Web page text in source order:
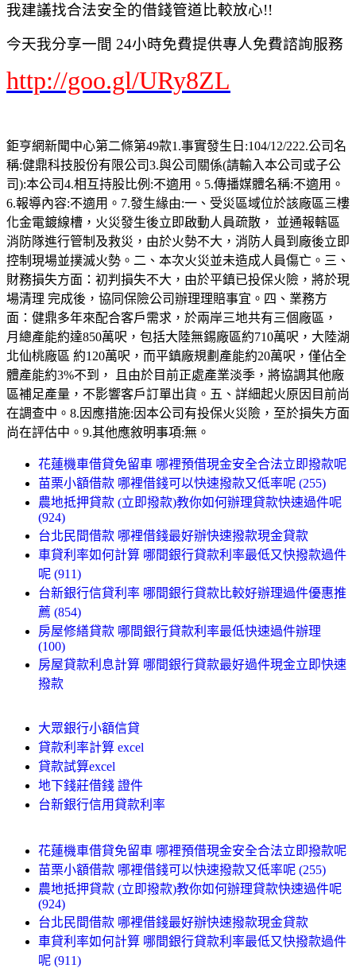
我建議找合法安全的借錢管道比較放心!!
今天我分享一間 24小時免費提供專人免費諮詢服務
http://goo.gl/URy8ZL
鉅亨網新聞中心第二條第49款1.事實發生日:104/12/222.公司名
稱:健鼎科技股份有限公司3.與公司關係(請輸入本公司或子公
司):本公司4.相互持股比例:不適用。5.傳播媒體名稱:不適用。
6.報導內容:不適用。7.發生緣由:一、受災區域位於該廠區三樓
化金電鍍線槽，火災發生後立即啟動人員疏散， 並通報轄區
消防隊進行管制及救災，由於火勢不大，消防人員到廠後立即
控制現場並撲滅火勢。二、本次火災並未造成人員傷亡。三、
財務損失方面：初判損失不大，由於平鎮已投保火險，將於現
場清理 完成後，協同保險公司辦理理賠事宜。四、業務方
面：健鼎多年來配合客戶需求，於兩岸三地共有三個廠區，
月總產能約達850萬呎，包括大陸無錫廠區約710萬呎，大陸湖
北仙桃廠區 約120萬呎，而平鎮廠規劃產能約20萬呎，僅佔全
體產能約3%不到， 且由於目前正處產業淡季，將協調其他廠
區補足產量，不影響客戶訂單出貨。五、詳細起火原因目前尚
在調查中。8.因應措施:因本公司有投保火災險，至於損失方面
尚在評估中。9.其他應敘明事項:無。
花蓮機車借貸免留車 哪裡預借現金安全合法立即撥款呢
苗栗小額借款 哪裡借錢可以快速撥款又低率呢 (255)
農地抵押貸款 (立即撥款)教你如何辦理貸款快速過件呢
(924)
台北民間借款 哪裡借錢最好辦快速撥款現金貸款
車貸利率如何計算 哪間銀行貸款利率最低又快撥款過件
呢 (911)
台新銀行信貸利率 哪間銀行貸款比較好辦理過件優惠推
薦 (854)
房屋修繕貸款 哪間銀行貸款利率最低快速過件辦理
(100)
房屋貸款利息計算 哪間銀行貸款最好過件現金立即快速
撥款
大眾銀行小額信貸
貸款利率計算 excel
貸款試算excel
地下錢莊借錢 證件
台新銀行信用貸款利率
花蓮機車借貸免留車 哪裡預借現金安全合法立即撥款呢
苗栗小額借款 哪裡借錢可以快速撥款又低率呢 (255)
農地抵押貸款 (立即撥款)教你如何辦理貸款快速過件呢
(924)
台北民間借款 哪裡借錢最好辦快速撥款現金貸款
車貸利率如何計算 哪間銀行貸款利率最低又快撥款過件
呢 (911)